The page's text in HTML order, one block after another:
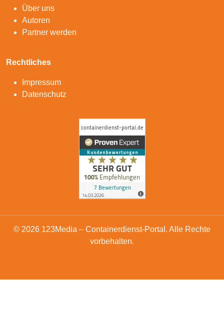
Über uns
Autoren
Partner werden
Rechtliches
Impressum
Datenschutz
© 2026 123Media – Containerdienst-Portal. Alle Rechte
vorbehalten.